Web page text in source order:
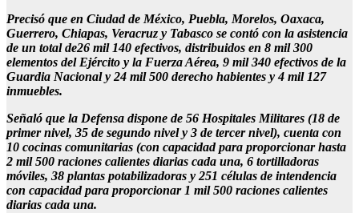
Precisó que en Ciudad de México, Puebla, Morelos, Oaxaca,
Guerrero, Chiapas, Veracruz y Tabasco se contó con la asistencia
de un total de26 mil 140 efectivos, distribuidos en 8 mil 300
elementos del Ejército y la Fuerza Aérea, 9 mil 340 efectivos de la
Guardia Nacional y 24 mil 500 derecho habientes y 4 mil 127
inmuebles.
Señaló que la Defensa dispone de 56 Hospitales Militares (18 de
primer nivel, 35 de segundo nivel y 3 de tercer nivel), cuenta con
10 cocinas comunitarias (con capacidad para proporcionar hasta
2 mil 500 raciones calientes diarias cada una, 6 tortilladoras
móviles, 38 plantas potabilizadoras y 251 células de intendencia
con capacidad para proporcionar 1 mil 500 raciones calientes
diarias cada una.